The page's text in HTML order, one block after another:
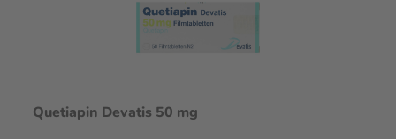
Quetiapin Devatis 50 mg